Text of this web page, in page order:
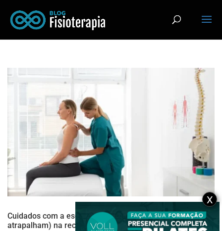
Cuidados com a escoliose: 7 práticas que ajudam (ou
atrapalham) na recuperação do paciente
X